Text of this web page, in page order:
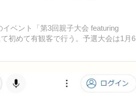
ベント「第3回親子大会 featuring
初めて有観客で行う。予選大会は1月6